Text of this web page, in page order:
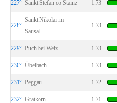
227° Sankt Stefan ob Stainz 1.73
228°
Sankt Nikolai im
Sausal
1.73
229° Puch bei Weiz 1.73
230° Übelbach 1.73
231° Peggau 1.72
232° Gratkorn 1.71